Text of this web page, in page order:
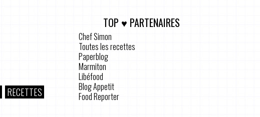
RECETTES
TOP ♥ PARTENAIRES
Chef Simon
Toutes les recettes
Paperblog
Marmiton
Libéfood
Blog Appetit
Food Reporter